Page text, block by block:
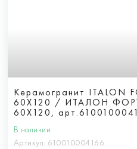
Керамогранит ITALON
60X120 / ИТАЛОН
60X120,
В наличии
Артикул: 610010004166